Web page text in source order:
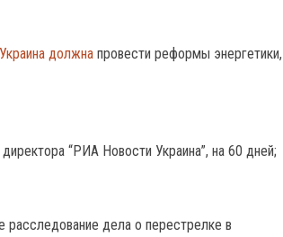
Украина должна провести реформы энергетики,
директора “РИА Новости Украина”, на 60 дней;
дела о перестрелке в